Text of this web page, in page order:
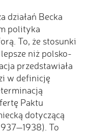
działań Becka
polityka
To, że stosunki
niż polsko-
przedstawiała
w definicję
Paktu
dotyczącą
To